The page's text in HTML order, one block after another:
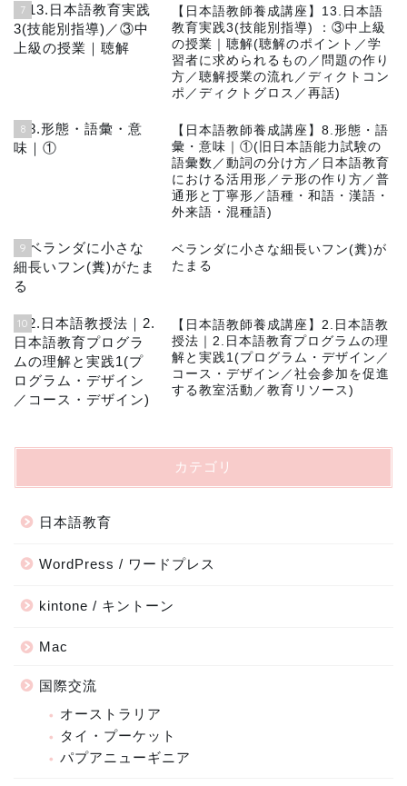
7
【日本語教師養成講座】13.日本語
教育実践3(技能別指導) ：③中上級
の授業｜聴解(聴解のポイント／学
習者に求められるもの／問題の作り
方／聴解授業の流れ／ディクトコン
ポ／ディクトグロス／再話)
8
【日本語教師養成講座】8.形態・語
彙・意味｜①(旧日本語能力試験の
語彙数／動詞の分け方／日本語教育
における活用形／テ形の作り方／普
通形と丁寧形／語種・和語・漢語・
外来語・混種語)
9
ベランダに小さな細長いフン(糞)が
たまる
10
【日本語教師養成講座】2.日本語教
授法｜2.日本語教育プログラムの理
解と実践1(プログラム・デザイン／
コース・デザイン／社会参加を促進
する教室活動／教育リソース)
カテゴリ
日本語教育
WordPress / ワードプレス
kintone / キントーン
Mac
国際交流
オーストラリア
タイ・プーケット
パプアニューギニア